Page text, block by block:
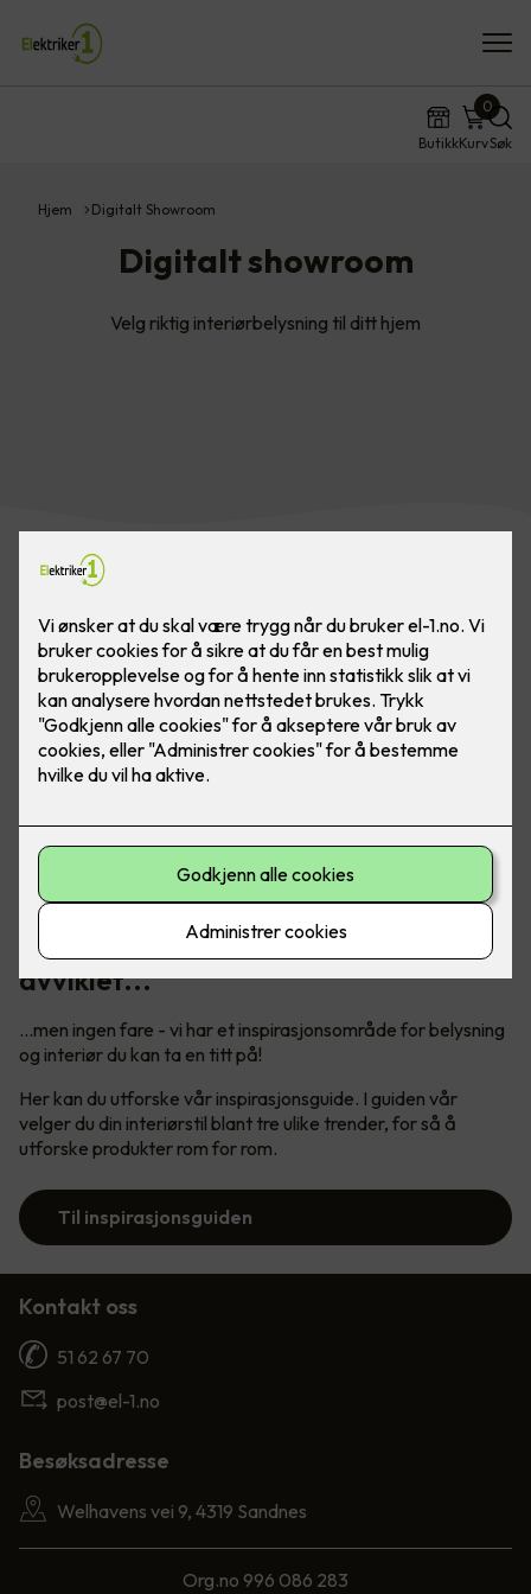
ButikkKurv
0
Søk
Hjem Digitalt Showroom
Digitalt showroom
Velg riktig interiørbelysning til ditt hjem
Vårt digitale showroom er dessverre
avviklet...
...men ingen fare - vi har et inspirasjonsområde for belysning
og interiør du kan ta en titt på!
Her kan du utforske vår inspirasjonsguide. I guiden vår
velger du din interiørstil blant tre ulike trender, for så å
utforske produkter rom for rom.
Til inspirasjonsguiden
Kontakt oss
51 62 67 70
post@el-1.no
Besøksadresse
Welhavens vei 9, 4319 Sandnes
Org.no 996 086 283